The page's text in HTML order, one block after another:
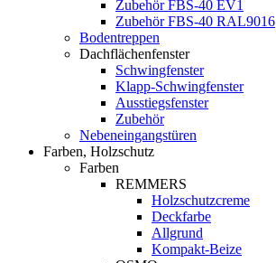
Zubehör FBS-40 EV1
Zubehör FBS-40 RAL9016
Bodentreppen
Dachflächenfenster
Schwingfenster
Klapp-Schwingfenster
Ausstiegsfenster
Zubehör
Nebeneingangstüren
Farben, Holzschutz
Farben
REMMERS
Holzschutzcreme
Deckfarbe
Allgrund
Kompakt-Beize